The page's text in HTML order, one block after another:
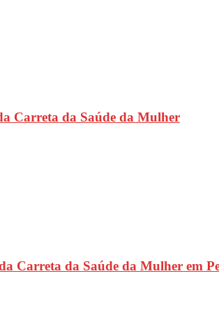
Carreta da Saúde da Mulher
Carreta da Saúde da Mulher em